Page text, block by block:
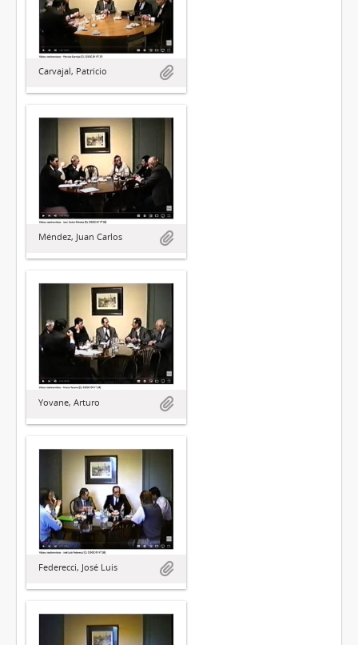
Carvajal, Patricio
Méndez, Juan Carlos
Yovane, Arturo
Federecci, José Luis